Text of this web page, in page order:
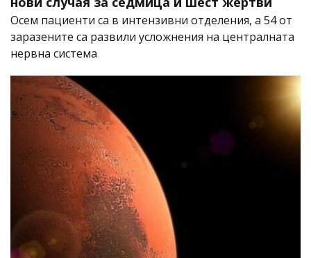
Осем пациенти са в интензивни отделения, а 54 от
заразените са развили усложнения на централната
нервна система